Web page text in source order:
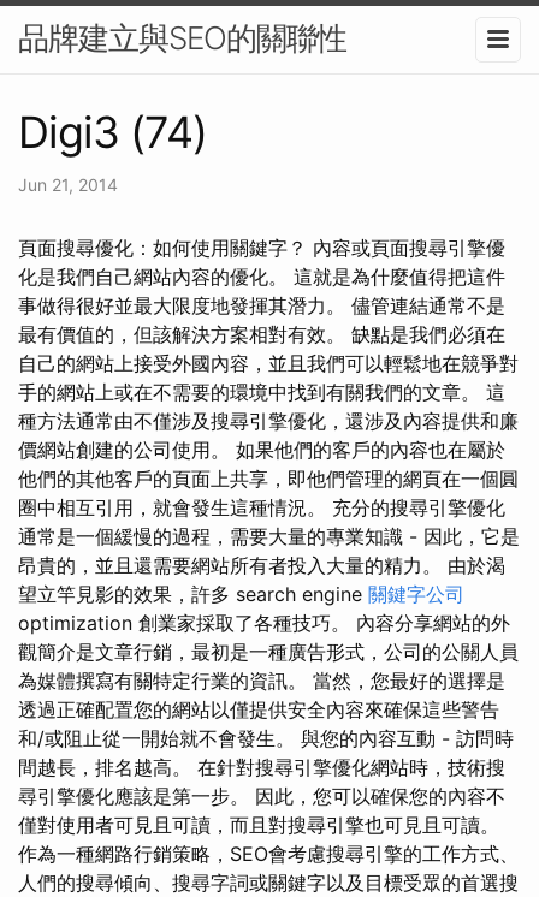
品牌建立與SEO的關聯性
Digi3 (74)
Jun 21, 2014
頁面搜尋優化：如何使用關鍵字？ 內容或頁面搜尋引擎優
化是我們自己網站內容的優化。 這就是為什麼值得把這件
事做得很好並最大限度地發揮其潛力。 儘管連結通常不是
最有價值的，但該解決方案相對有效。 缺點是我們必須在
自己的網站上接受外國內容，並且我們可以輕鬆地在競爭對
手的網站上或在不需要的環境中找到有關我們的文章。 這
種方法通常由不僅涉及搜尋引擎優化，還涉及內容提供和廉
價網站創建的公司使用。 如果他們的客戶的內容也在屬於
他們的其他客戶的頁面上共享，即他們管理的網頁在一個圓
圈中相互引用，就會發生這種情況。 充分的搜尋引擎優化
通常是一個緩慢的過程，需要大量的專業知識 - 因此，它是
昂貴的，並且還需要網站所有者投​​入大量的精力。 由於渴
望立竿見影的效果，許多 search engine 關鍵字公司
optimization 創業家採取了各種技巧。 內容分享網站的外
觀簡介是文章行銷，最初是一種廣告形式，公司的公關人員
為媒體撰寫有關特定行業的資訊。 當然，您最好的選擇是
透過正確配置您的網站以僅提供安全內容來確保這些警告
和/或阻止從一開始就不會發生。 與您的內容互動 - 訪問時
間越長，排名越高。 在針對搜尋引擎優化網站時，技術搜
尋引擎優化應該是第一步。 因此，您可以確保您的內容不
僅對使用者可見且可讀，而且對搜尋引擎也可見且可讀。
作為一種網路行銷策略，SEO會考慮搜尋引擎的工作方式、
人們的搜尋傾向、搜尋字詞或關鍵字以及目標受眾的首選搜